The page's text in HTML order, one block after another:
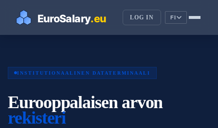
LOG IN FI
INSTITUTIONAALINEN DATATERMINAALI
Eurooppalaisen arvon
rekisteri